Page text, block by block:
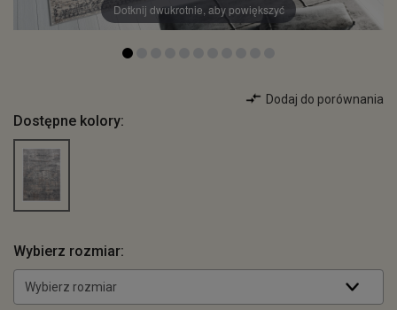
Dotknij dwukrotnie, aby powiększyć
Dodaj do porównania
Dostępne kolory:
Wybierz rozmiar:
Wybierz rozmiar